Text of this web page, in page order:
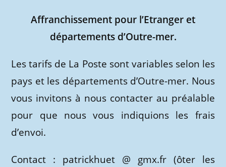
Affranchissement pour l’Etranger et
départements d’Outre-mer.
Les tarifs de La Poste sont variables selon les
pays et les départements d’Outre-mer. Nous
vous invitons à nous contacter au préalable
pour que nous vous indiquions les frais
d’envoi.
Contact : patrickhuet @ gmx.fr (ôter les